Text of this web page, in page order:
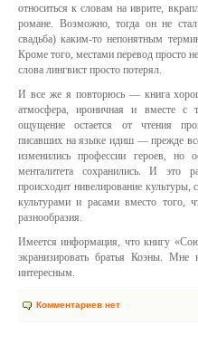
относиться к словам на иврите,
романе. Возможно, тогда он не
свадьба) каким-то непонятным
Кроме того, местами перевод просто
слова лингвист просто потерял.
И все же я повторюсь — книга
атмосфера, ироничная и вместе с
ощущение остается от чтения
писавших на языке идиш — прежде
изменились профессии героев, но
менталитета сохранились. И это
происходит нивелирование культуры,
культурами и расами вместо того,
разнообразия.
Имеется информация, что книгу
экранизировать братья Коэны. Мне
интересным.
Комментариев нет